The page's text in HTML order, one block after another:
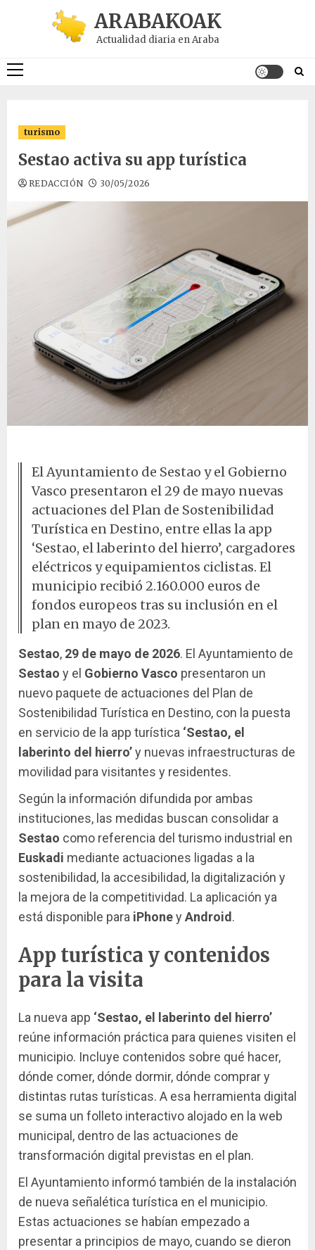
ARABAKOAK
Actualidad diaria en Araba
Menú
turismo
Sestao activa su app turística
REDACCIÓN 30/05/2026
El Ayuntamiento de Sestao y el Gobierno
Vasco presentaron el 29 de mayo nuevas
actuaciones del Plan de Sostenibilidad
Turística en Destino, entre ellas la app
‘Sestao, el laberinto del hierro’, cargadores
eléctricos y equipamientos ciclistas. El
municipio recibió 2.160.000 euros de
fondos europeos tras su inclusión en el
plan en mayo de 2023.
Sestao, 29 de mayo de 2026. El Ayuntamiento de
Sestao y el Gobierno Vasco presentaron un
nuevo paquete de actuaciones del Plan de
Sostenibilidad Turística en Destino, con la puesta
en servicio de la app turística ‘Sestao, el
laberinto del hierro’y nuevas infraestructuras de
movilidad para visitantes y residentes.
Según la información difundida por ambas
instituciones, las medidas buscan consolidar a
Sestao como referencia del turismo industrial en
Euskadi mediante actuaciones ligadas a la
sostenibilidad, la accesibilidad, la digitalización y
la mejora de la competitividad. La aplicación ya
está disponible para iPhoneyAndroid.
App turística y contenidos
para la visita
La nueva app ‘Sestao, el laberinto del hierro’
reúne información práctica para quienes visiten el
municipio. Incluye contenidos sobre qué hacer,
dónde comer, dónde dormir, dónde comprar y
distintas rutas turísticas. A esa herramienta digital
se suma un folleto interactivo alojado en la web
municipal, dentro de las actuaciones de
transformación digital previstas en el plan.
El Ayuntamiento informó también de la instalación
de nueva señalética turística en el municipio.
Estas actuaciones se habían empezado a
presentar a principios de mayo, cuando se dieron